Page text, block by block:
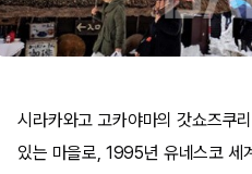
시라카와고 고카야마의 갓쇼즈쿠
있는 마을로, 1995년 유네스코 세